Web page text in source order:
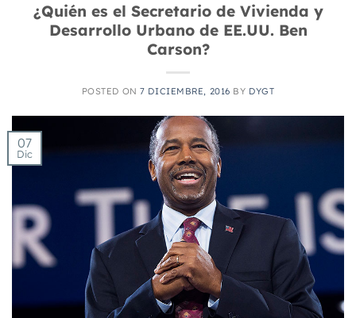
¿Quién es el Secretario de Vivienda y
Desarrollo Urbano de EE.UU. Ben
Carson?
POSTED ON7 DICIEMBRE, 2016 BY DYGT
07
Dic